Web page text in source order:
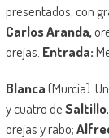
presentados, con
Carlos Aranda,
orejas. Entrada:
Blanca(Murcia).
y cuatro deSaltillo
orejas y rabo;